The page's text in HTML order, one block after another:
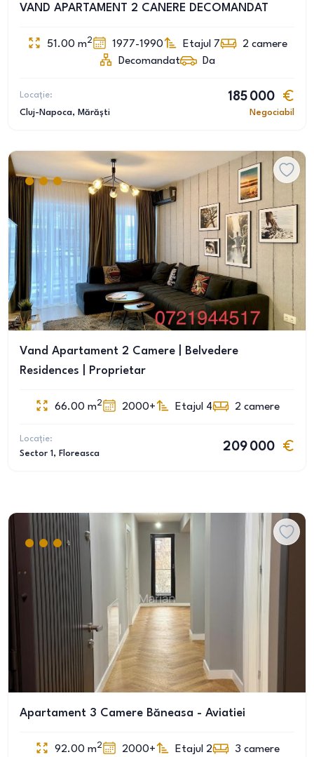
VAND APARTAMENT 2 CANERE DECOMANDAT
51.00 m2 1977-1990 Etajul 7 2 camere
Decomandat
Da
Locație:
Cluj-Napoca, Mărăști
185 000
Negociabil
Vand Apartament 2 Camere | Belvedere
Residences | Proprietar
66.00 m2 2000+ Etajul 4 2 camere
Locație:
Sector 1 , Floreasca
209 000
Apartament 3 Camere Băneasa - Aviatiei
92.00 m2 2000+ Etajul 2 3 camere